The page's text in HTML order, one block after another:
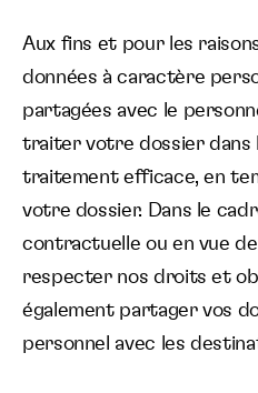
Aux fins et pour les
données à caractère
partagées avec le
traiter votre dossier dans
traitement efficace, en
votre dossier.
Dans le
contractuelle ou en vue
respecter nos droits et
également partager vos
personnel avec les